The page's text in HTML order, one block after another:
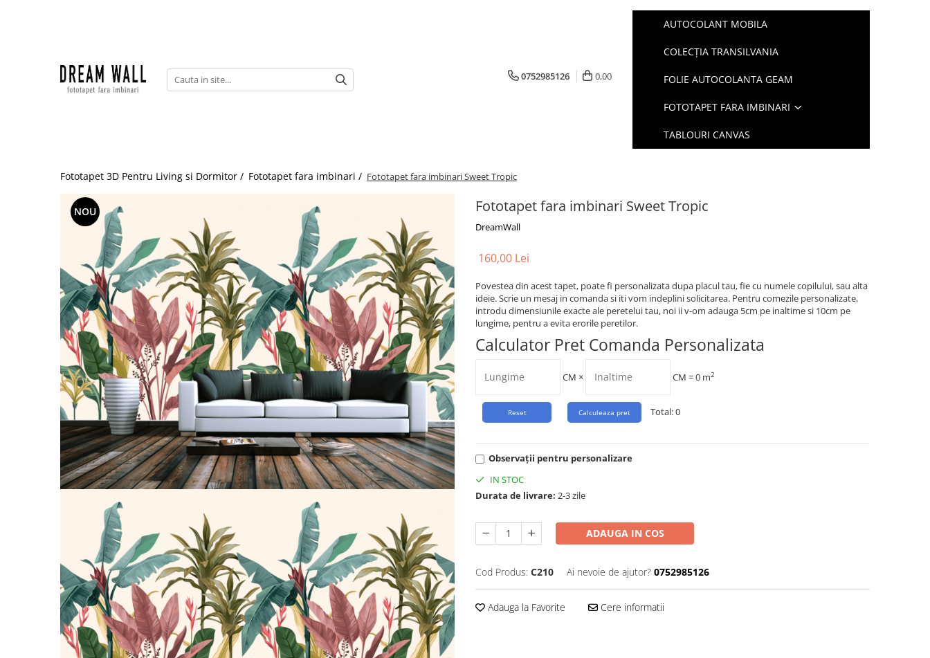
Fototapet 3D
Pentru copii
Watercolor
0752985126 0,00
AUTOCOLANT MOBILA
COLECȚIA TRANSILVANIA
FOLIE AUTOCOLANTA GEAM
FOTOTAPET FARA IMBINARI
TABLOURI CANVAS
Fototapet 3D Pentru Living si Dormitor / Fototapet fara imbinari / Fototapet fara imbinari Sweet Tropic
NOU Fototapet fara imbinari Sweet Tropic
DreamWall
160,00 Lei
Povestea din acest tapet, poate fi personalizata dupa placul tau, fie cu numele copilului, sau alta
ideie. Scrie un mesaj in comanda si iti vom indeplini solicitarea. Pentru comezile personalizate,
introdu dimensiunile exacte ale peretelui tau, noi ii v-om adauga 5cm pe inaltime si 10cm pe
lungime, pentru a evita erorile peretilor.
Calculator Pret Comanda Personalizata
CM × CM =0 m2
Total:0
Observații pentru personalizare
IN STOC
Durata de livrare: 2-3 zile
ADAUGA IN COS
Cod Produs: C210 Ai nevoie de ajutor? 0752985126
Adauga la Favorite Cere informatii